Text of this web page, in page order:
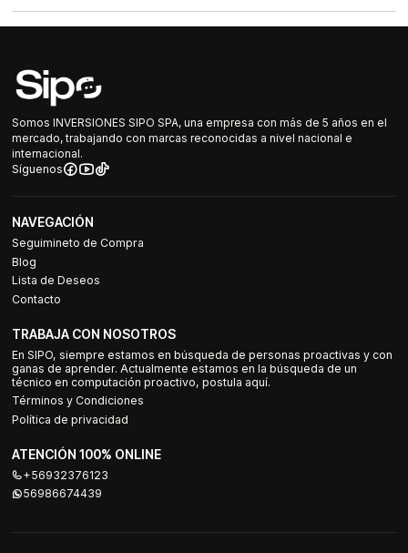
Somos INVERSIONES SIPO SPA, una empresa con más de 5 años en el
mercado, trabajando con marcas reconocidas a nivel nacional e
internacional.
Síguenos
NAVEGACIÓN
Seguimineto de Compra
Blog
Lista de Deseos
Contacto
TRABAJA CON NOSOTROS
En SIPO, siempre estamos en búsqueda de personas proactivas y con
ganas de aprender. Actualmente estamos en la búsqueda de un
técnico en computación proactivo, postula aquí.
Términos y Condiciones
Política de privacidad
ATENCIÓN 100% ONLINE
+56932376123
56986674439